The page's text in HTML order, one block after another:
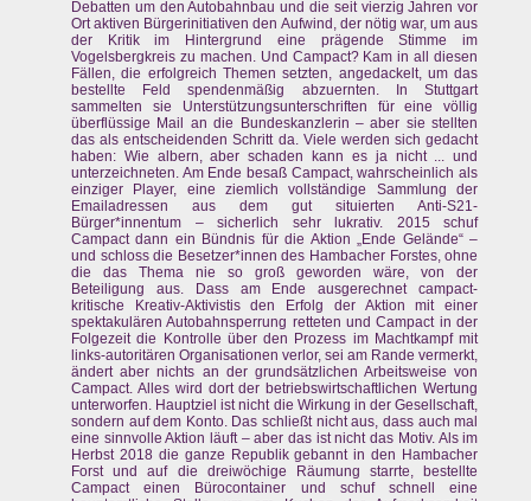
Debatten um den Autobahnbau und die seit vierzig Jahren vor
Ort aktiven Bürgerinitiativen den Aufwind, der nötig war, um aus
der Kritik im Hintergrund eine prägende Stimme im
Vogelsbergkreis zu machen. Und Campact? Kam in all diesen
Fällen, die erfolgreich Themen setzten, angedackelt, um das
bestellte Feld spendenmäßig abzuernten. In Stuttgart
sammelten sie Unterstützungsunterschriften für eine völlig
überflüssige Mail an die Bundeskanzlerin – aber sie stellten
das als entscheidenden Schritt da. Viele werden sich gedacht
haben: Wie albern, aber schaden kann es ja nicht ... und
unterzeichneten. Am Ende besaß Campact, wahrscheinlich als
einziger Player, eine ziemlich vollständige Sammlung der
Emailadressen aus dem gut situierten Anti-S21-
Bürger*innentum – sicherlich sehr lukrativ. 2015 schuf
Campact dann ein Bündnis für die Aktion „Ende Gelände“ –
und schloss die Besetzer*innen des Hambacher Forstes, ohne
die das Thema nie so groß geworden wäre, von der
Beteiligung aus. Dass am Ende ausgerechnet campact-
kritische Kreativ-Aktivistis den Erfolg der Aktion mit einer
spektakulären Autobahnsperrung retteten und Campact in der
Folgezeit die Kontrolle über den Prozess im Machtkampf mit
links-autoritären Organisationen verlor, sei am Rande vermerkt,
ändert aber nichts an der grundsätzlichen Arbeitsweise von
Campact. Alles wird dort der betriebswirtschaftlichen Wertung
unterworfen. Hauptziel ist nicht die Wirkung in der Gesellschaft,
sondern auf dem Konto. Das schließt nicht aus, dass auch mal
eine sinnvolle Aktion läuft – aber das ist nicht das Motiv. Als im
Herbst 2018 die ganze Republik gebannt in den Hambacher
Forst und auf die dreiwöchige Räumung starrte, bestellte
Campact einen Bürocontainer und schuf schnell eine